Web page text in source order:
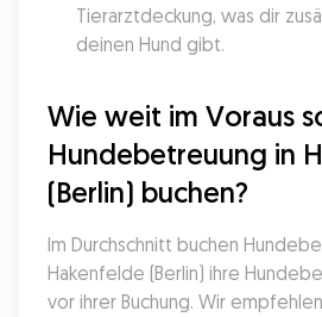
Tierarztdeckung, was dir
deinen Hund gibt.
Wie weit im Voraus
Hundebetreuung in
(Berlin) buchen?
Im Durchschnitt buchen
Hakenfelde (Berlin) ihre
vor ihrer Buchung. Wir